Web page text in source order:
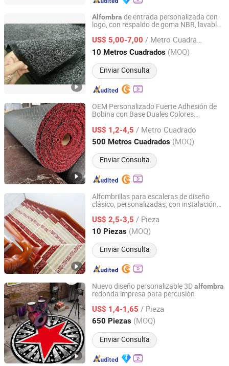
Alfombra de entrada personalizada con
logo, con respaldo de goma NBR, lavable
superficie
US$ 5,00-7,00 / Metro Cuadrado
10 Metros Cuadrados (MOQ)
Enviar Consulta
Qingdao Zeerjia Trading Co., Ltd.
Shandong, China Desde 2021
OEM Personalizado Fuerte Adhesión de
Bobina con Base Duales Colores
Alfombrade PVC Impermeable
Personalizada para Piso/Alfombra
Entrada de Bobina de PVC
US$ 1,2-4,5 / Metro Cuadrado
500 Metros Cuadrados (MOQ)
Enviar Consulta
Shandong Rainbow Carpet Co., Ltd.
Shandong, China Desde 2020
Alfombrillas para escaleras de diseño
clásico, personalizadas, con instalación
casa o en hoteles
US$ 2,5-3,5 / Pieza
10 Piezas (MOQ)
Enviar Consulta
Hefei Dongfang Qifu Carpet Co., Ltd.
Anhui, China Desde 2024
Nuevo diseño personalizable 3Dalfombra
redonda impresa para percusión
US$ 1,4-1,65 / Pieza
650 Piezas (MOQ)
Enviar Consulta
Good Seller Co., Ltd.
Zhejiang, China Desde 2010